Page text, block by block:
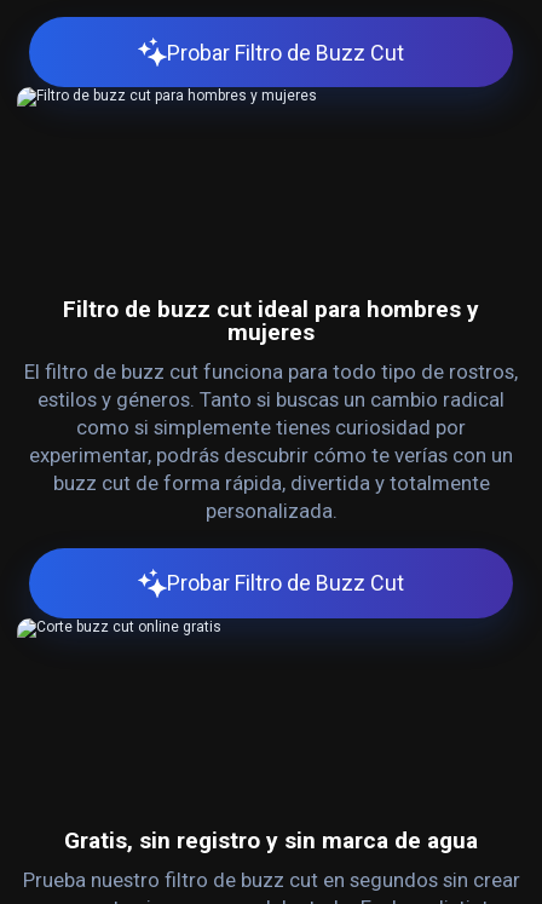
Probar Filtro de Buzz Cut
Filtro de buzz cut ideal para hombres y
mujeres
El filtro de buzz cut funciona para todo tipo de rostros,
estilos y géneros. Tanto si buscas un cambio radical
como si simplemente tienes curiosidad por
experimentar, podrás descubrir cómo te verías con un
buzz cut de forma rápida, divertida y totalmente
personalizada.
Probar Filtro de Buzz Cut
Gratis, sin registro y sin marca de agua
Prueba nuestro filtro de buzz cut en segundos sin crear